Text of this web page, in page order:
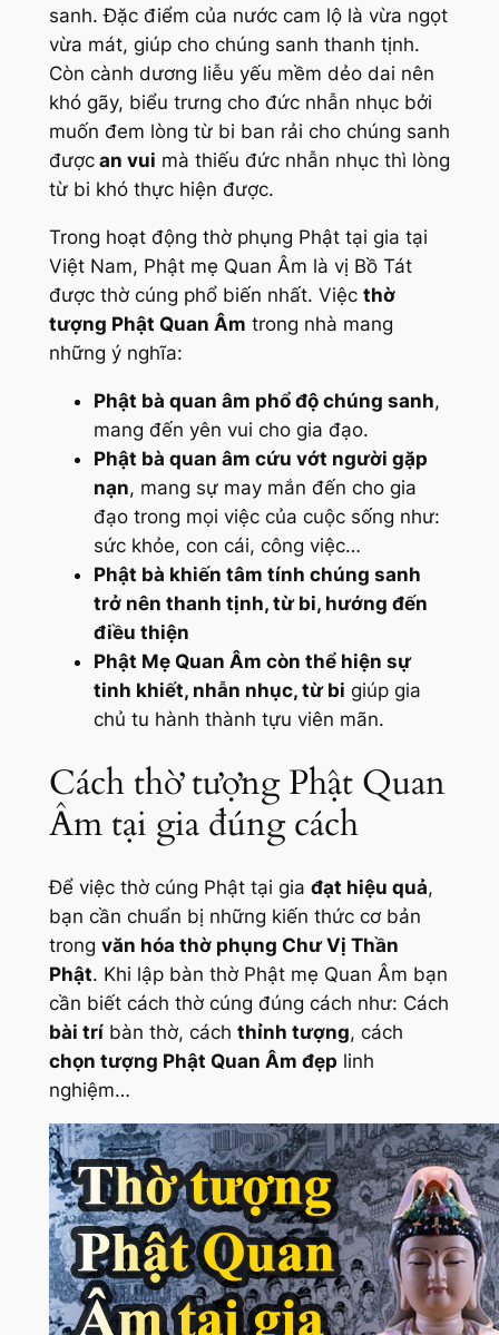
sanh. Đặc điểm của nước cam lộ là vừa ngọt
vừa mát, giúp cho chúng sanh thanh tịnh.
Còn cành dương liễu yếu mềm dẻo dai nên
khó gãy, biểu trưng cho đức nhẫn nhục bởi
muốn đem lòng từ bi ban rải cho chúng sanh
đượcan vui mà thiếu đức nhẫn nhục thì lòng
từ bi khó thực hiện được.
Trong hoạt động thờ phụng Phật tại gia tại
Việt Nam, Phật mẹ Quan Âm là vị Bồ Tát
được thờ cúng phổ biến nhất. Việc thờ
tượng Phật Quan Âm trong nhà mang
những ý nghĩa:
Phật bà quan âm phổ độ chúng sanh,
mang đến yên vui cho gia đạo.
Phật bà quan âm cứu vớt người gặp
nạn, mang sự may mắn đến cho gia
đạo trong mọi việc của cuộc sống như:
sức khỏe, con cái, công việc…
Phật bà khiến tâm tính chúng sanh
trở nên thanh tịnh, từ bi, hướng đến
điều thiện
Phật Mẹ Quan Âm còn thể hiện sự
tinh khiết, nhẫn nhục, từ bi giúp gia
chủ tu hành thành tựu viên mãn.
Cách thờ tượng Phật Quan
Âm tại gia đúng cách
Để việc thờ cúng Phật tại gia đạt hiệu quả,
bạn cần chuẩn bị những kiến thức cơ bản
trong văn hóa thờ phụng Chư Vị Thần
Phật. Khi lập bàn thờ Phật mẹ Quan Âm bạn
cần biết cách thờ cúng đúng cách như: Cách
bài tríbàn thờ, cách thỉnh tượng, cách
chọn tượng Phật Quan Âm đẹp linh
nghiệm…